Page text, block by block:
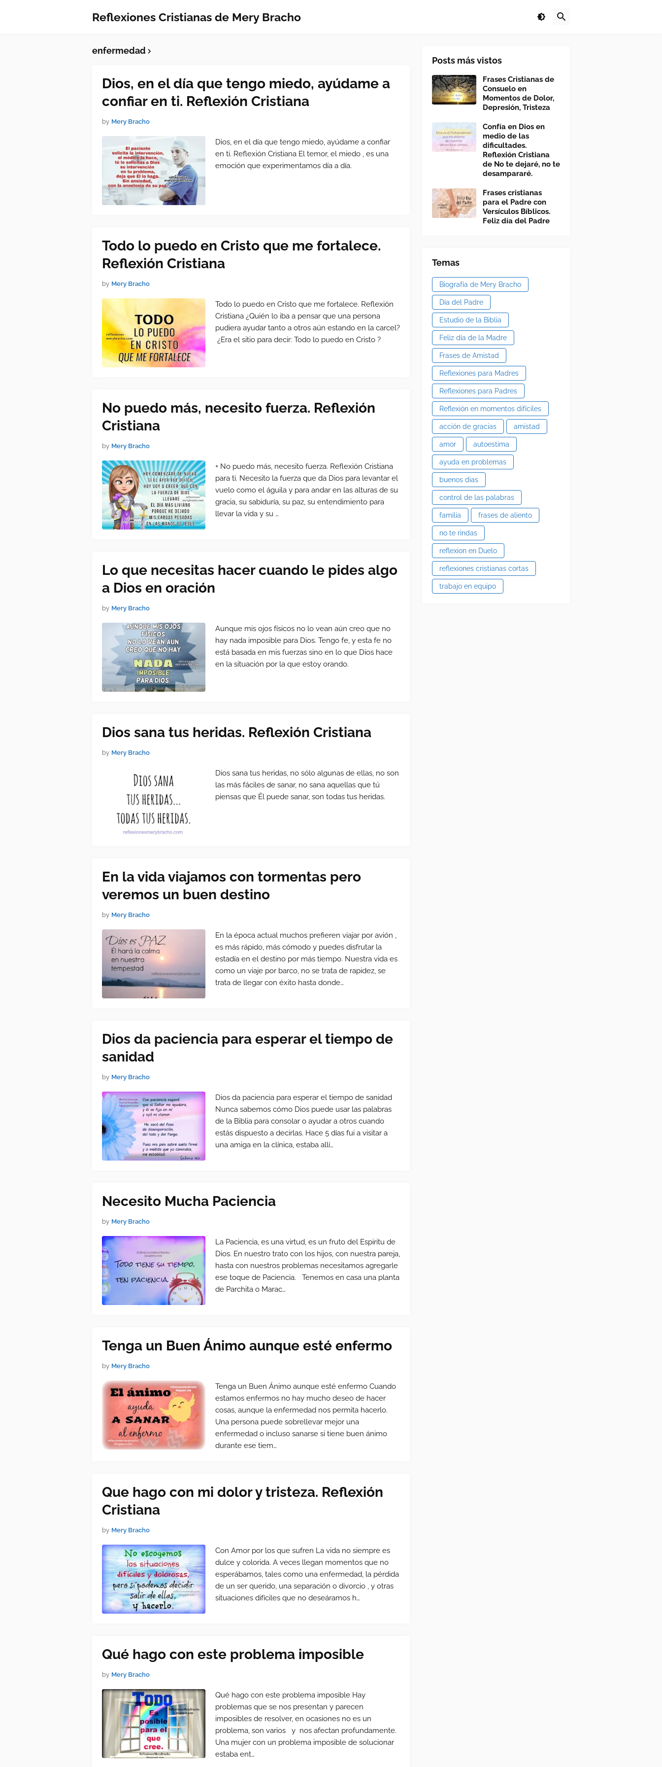
Reflexiones Cristianas de Mery Bracho
enfermedad
Dios, en el día que tengo miedo, ayúdame a
confiar en ti. Reflexión Cristiana
by Mery Bracho
Dios, en el día que tengo miedo, ayúdame a confiar
en ti. Reflexión Cristiana El temor, el miedo , es una
emoción que experimentamos día a día.
Todo lo puedo en Cristo que me fortalece.
Reflexión Cristiana
by Mery Bracho
Todo lo puedo en Cristo que me fortalece. Reflexión
Cristiana ¿Quién lo iba a pensar que una persona
pudiera ayudar tanto a otros aún estando en la carcel?
¿Era el sitio para decir: Todo lo puedo en Cristo ?
No puedo más, necesito fuerza. Reflexión
Cristiana
by Mery Bracho
+ No puedo más, necesito fuerza. Reflexión Cristiana
para ti. Necesito la fuerza que da Dios para levantar el
vuelo como el águila y para andar en las alturas de su
gracia, su sabiduría, su paz, su entendimiento para
llevar la vida y su …
Lo que necesitas hacer cuando le pides algo
a Dios en oración
by Mery Bracho
Aunque mis ojos físicos no lo vean aún creo que no
hay nada imposible para Dios. Tengo fe, y esta fe no
está basada en mis fuerzas sino en lo que Dios hace
en la situación por la que estoy orando.
Dios sana tus heridas. Reflexión Cristiana
by Mery Bracho
Dios sana tus heridas, no sólo algunas de ellas, no son
las más fáciles de sanar, no sana aquellas que tú
piensas que Él puede sanar, son todas tus heridas.
En la vida viajamos con tormentas pero
veremos un buen destino
by Mery Bracho
En la época actual muchos prefieren viajar por avión ,
es más rápido, más cómodo y puedes disfrutar la
estadía en el destino por más tiempo. Nuestra vida es
como un viaje por barco, no se trata de rapidez, se
trata de llegar con éxito hasta donde…
Dios da paciencia para esperar el tiempo de
sanidad
by Mery Bracho
Dios da paciencia para esperar el tiempo de sanidad
Nunca sabemos cómo Dios puede usar las palabras
de la Biblia para consolar o ayudar a otros cuando
estás dispuesto a decirlas. Hace 5 días fui a visitar a
una amiga en la clínica, estaba allí…
Necesito Mucha Paciencia
by Mery Bracho
La Paciencia, es una virtud, es un fruto del Espiritu de
Dios. En nuestro trato con los hijos, con nuestra pareja,
hasta con nuestros problemas necesitamos agregarle
ese toque de Paciencia. Tenemos en casa una planta
de Parchita o Marac…
Tenga un Buen Ánimo aunque esté enfermo
by Mery Bracho
Tenga un Buen Ánimo aunque esté enfermo Cuando
estamos enfermos no hay mucho deseo de hacer
cosas, aunque la enfermedad nos permita hacerlo.
Una persona puede sobrellevar mejor una
enfermedad o incluso sanarse si tiene buen ánimo
durante ese tiem…
Que hago con mi dolor y tristeza. Reflexión
Cristiana
by Mery Bracho
Con Amor por los que sufren La vida no siempre es
dulce y colorida. A veces llegan momentos que no
esperábamos, tales como una enfermedad, la pérdida
de un ser querido, una separación o divorcio , y otras
situaciones difíciles que no deseáramos h…
Qué hago con este problema imposible
by Mery Bracho
Qué hago con este problema imposible Hay
problemas que se nos presentan y parecen
imposibles de resolver, en ocasiones no es un
problema, son varios y nos afectan profundamente.
Una mujer con un problema imposible de solucionar
estaba ent…
Posts más vistos
Frases Cristianas de
Consuelo en
Momentos de Dolor,
Depresión, Tristeza
Confía en Dios en
medio de las
dificultades.
Reflexión Cristiana
de No te dejaré, no te
desampararé.
Frases cristianas
para el Padre con
Versículos Bíblicos.
Feliz día del Padre
Temas
Biografía de Mery Bracho
Día del Padre
Estudio de la Biblia
Feliz día de la Madre
Frases de Amistad
Reflexiones para Madres
Reflexiones para Padres
Reflexión en momentos difíciles
acción de gracias amistad
amor autoestima
ayuda en problemas
buenos dias
control de las palabras
familia frases de aliento
no te rindas
reflexion en Duelo
reflexiones cristianas cortas
trabajo en equipo